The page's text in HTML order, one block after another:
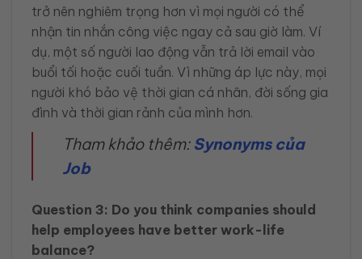
trở nên nghiêm trọng hơn vì mọi người có thể
nhận tin nhắn công việc ngay cả sau giờ làm. Ví
dụ, một số người lao động vẫn trả lời email vào
buổi tối hoặc cuối tuần. Vì những áp lực này, mọi
người khó bảo vệ thời gian cá nhân, đời sống gia
đình và thời gian rảnh của mình hơn.
Tham khảo thêm: Synonyms của
Job
Question 3: Do you think companies should
help employees have better work-life
balance?